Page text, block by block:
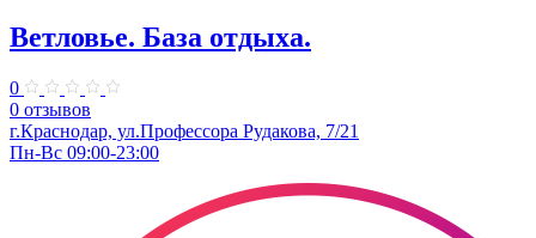
Ветловье. База отдыха.
0
0 отзывов
г.Краснодар, ул.Профессора Рудакова, 7/21
Пн-Вс 09:00-23:00